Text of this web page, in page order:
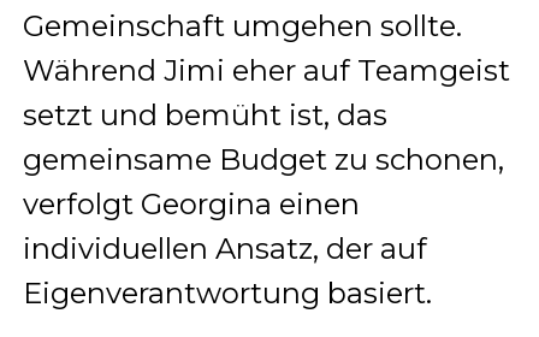
Gemeinschaft umgehen sollte.
Während Jimi eher auf Teamgeist
setzt und bemüht ist, das
gemeinsame Budget zu schonen,
verfolgt Georgina einen
individuellen Ansatz, der auf
Eigenverantwortung basiert.